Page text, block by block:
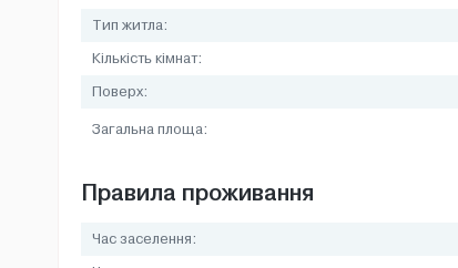
Тип житла:
Кількість кімнат:
Поверх:
Загальна площа:
Правила проживання
Час заселення: